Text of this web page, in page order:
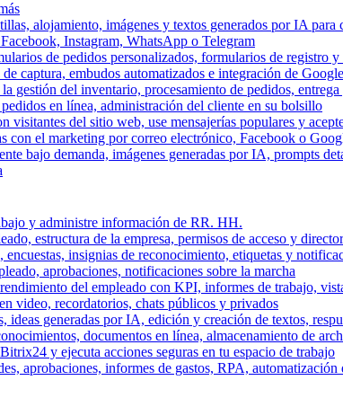
alojamiento, imágenes y textos generados por IA para
Instagram, WhatsApp o Telegram
de pedidos personalizados, formularios de registro
captura, embudos automatizados e integración de
gestión del inventario, procesamiento de pedidos, entrega
en línea, administración del cliente en su bolsillo
visitantes del sitio web, use mensajerías populares y
con el marketing por correo electrónico, Facebook o
bajo demanda, imágenes generadas por IA, prompts
y administre información de RR. HH.
estructura de la empresa, permisos de acceso y
encuestas, insignias de reconocimiento, etiquetas y
aprobaciones, notificaciones sobre la marcha
del empleado con KPI, informes de trabajo,
video, recordatorios, chats públicos y privados
ideas generadas por IA, edición y creación de textos,
documentos en línea, almacenamiento de
y ejecuta acciones seguras en tu espacio de trabajo
aprobaciones, informes de gastos, RPA,